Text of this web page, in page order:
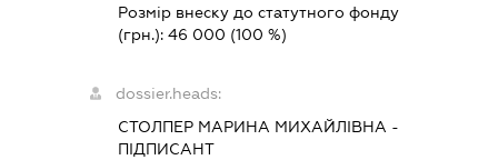
Розмір внеску до статутного фонду
(грн.): 46 000 (100 %)
dossier.heads:
СТОЛПЕР МАРИНА МИХАЙЛІВНА -
ПІДПИСАНТ